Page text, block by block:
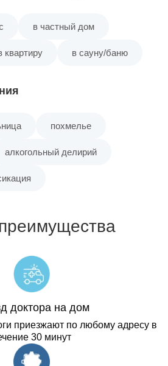
в частный дом
квартиру в сауну/баню
похмелье
алкогольный делирий
доктора на дом
приезжают по любому адресу в
30 минут